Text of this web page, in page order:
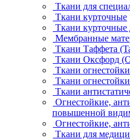
Ткани для
Ткани курточные
Ткани курточные
Мембранные
Ткани Таффета
Ткани Оксфорд
Ткани
Ткани
Ткани
Огнестойкие,
повышенной
Огнестойкие,
Ткани для